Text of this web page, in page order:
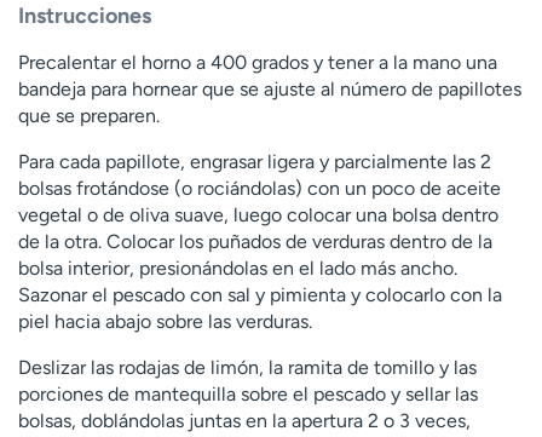
Instrucciones
Precalentar el horno a 400 grados y tener a la mano una
bandeja para hornear que se ajuste al número de papillotes
que se preparen.
Para cada papillote, engrasar ligera y parcialmente las 2
bolsas frotándose (o rociándolas) con un poco de aceite
vegetal o de oliva suave, luego colocar una bolsa dentro
de la otra. Colocar los puñados de verduras dentro de la
bolsa interior, presionándolas en el lado más ancho.
Sazonar el pescado con sal y pimienta y colocarlo con la
piel hacia abajo sobre las verduras.
Deslizar las rodajas de limón, la ramita de tomillo y las
porciones de mantequilla sobre el pescado y sellar las
bolsas, doblándolas juntas en la apertura 2 o 3 veces,